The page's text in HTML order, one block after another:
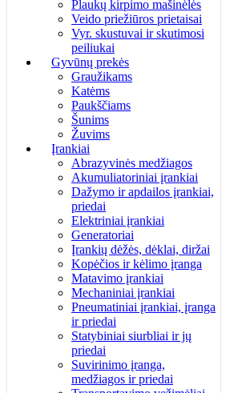
Plaukų kirpimo mašinėlės
Veido priežiūros prietaisai
Vyr. skustuvai ir skutimosi
peiliukai
Gyvūnų prekės
Graužikams
Katėms
Paukščiams
Šunims
Žuvims
Įrankiai
Abrazyvinės medžiagos
Akumuliatoriniai įrankiai
Dažymo ir apdailos įrankiai,
priedai
Elektriniai įrankiai
Generatoriai
Įrankių dėžės, dėklai, diržai
Kopėčios ir kėlimo įranga
Matavimo įrankiai
Mechaniniai įrankiai
Pneumatiniai įrankiai, įranga
ir priedai
Statybiniai siurbliai ir jų
priedai
Suvirinimo įranga,
medžiagos ir priedai